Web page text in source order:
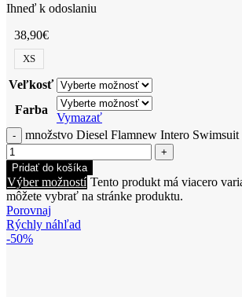
Ihneď k odoslaniu
38,90€
XS
Veľkosť
Farba
Vymazať
množstvo Diesel Flamnew Intero Swimsuit
Pridať do košíka
Výber možností Tento produkt má viacero
môžete vybrať na stránke produktu.
Porovnaj
Rýchly náhľad
-50%